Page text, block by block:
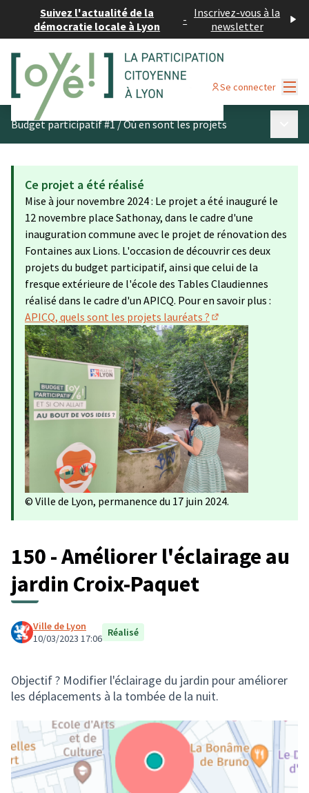
Suivez l'actualité de la
démocratie locale à Lyon
- Inscrivez-vous à la
newsletter
Se connecter
Budget participatif #1/Où en sont les projets
Ce projet a été réalisé
Mise à jour novembre 2024 : Le projet a été inauguré le
12 novembre place Sathonay, dans le cadre d'une
inauguration commune avec le projet de rénovation des
Fontaines aux Lions. L'occasion de découvrir ces deux
projets du budget participatif, ainsi que celui de la
fresque extérieure de l'école des Tables Claudiennes
réalisé dans le cadre d'un APICQ. Pour en savoir plus :
APICQ, quels sont les projets lauréats ?
(Lien externe)
© Ville de Lyon, permanence du 17 juin 2024.
150 - Améliorer l'éclairage au
jardin Croix-Paquet
Ville de Lyon
10/03/2023 17:06 Réalisé
Objectif ? Modifier l'éclairage du jardin pour améliorer
les déplacements à la tombée de la nuit.